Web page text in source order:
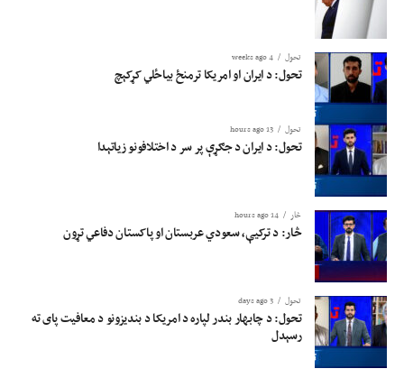
تحول 4 weeks ago
تحول: د ایران او امریکا ترمنځ بیاځلي کړکېچ
تحول 13 hours ago
تحول: د ایران د جګړې پر سر د اختلافونو زیاتېدا
څار 14 hours ago
څار: د ترکیې، سعودي عربستان او پاکستان دفاعي تړون
تحول 3 days ago
تحول: د چابهار بندر لپاره د امریکا د بندیزونو د معافیت پای ته
رسېدل